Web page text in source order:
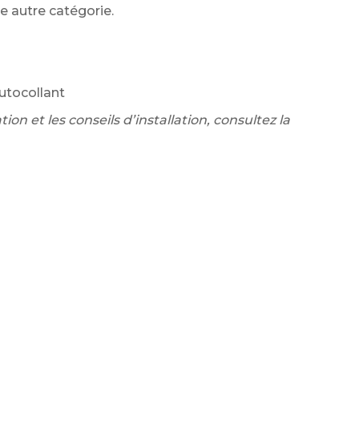
autre catégorie.
et les conseils d’installation, consultez la